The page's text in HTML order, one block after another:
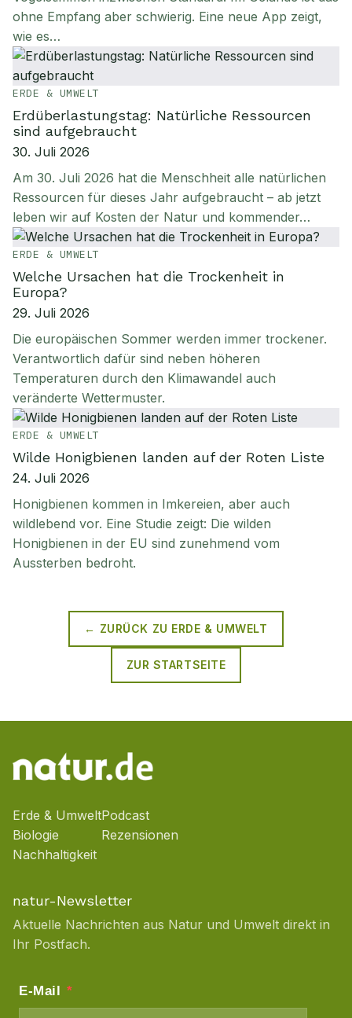
ohne Empfang aber schwierig. Eine neue App zeigt,
wie es…
ERDE & UMWELT
Erdüberlastungstag: Natürliche Ressourcen
sind aufgebraucht
30. Juli 2026
Am 30. Juli 2026 hat die Menschheit alle natürlichen
Ressourcen für dieses Jahr aufgebraucht – ab jetzt
leben wir auf Kosten der Natur und kommender…
ERDE & UMWELT
Welche Ursachen hat die Trockenheit in
Europa?
29. Juli 2026
Die europäischen Sommer werden immer trockener.
Verantwortlich dafür sind neben höheren
Temperaturen durch den Klimawandel auch
veränderte Wettermuster.
ERDE & UMWELT
Wilde Honigbienen landen auf der Roten Liste
24. Juli 2026
Honigbienen kommen in Imkereien, aber auch
wildlebend vor. Eine Studie zeigt: Die wilden
Honigbienen in der EU sind zunehmend vom
Aussterben bedroht.
← ZURÜCK ZU ERDE & UMWELT
ZUR STARTSEITE
Erde & Umwelt
Biologie
Nachhaltigkeit
Podcast
Rezensionen
natur-Newsletter
Aktuelle Nachrichten aus Natur und Umwelt direkt in
Ihr Postfach.